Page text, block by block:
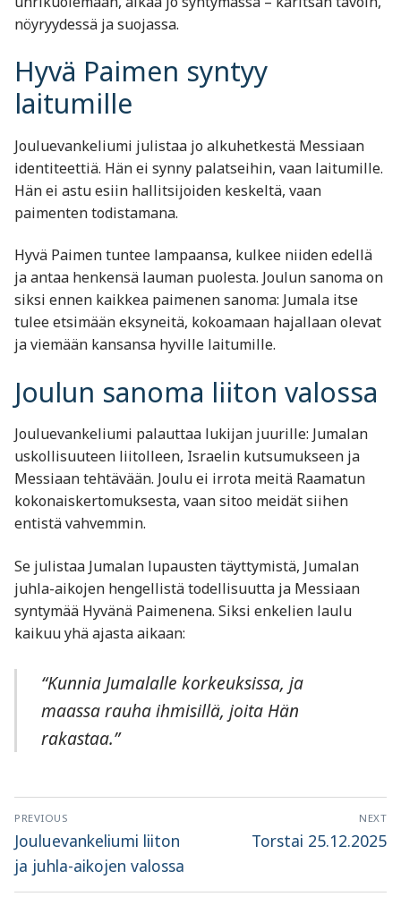
nöyryydessä ja suojassa.
Hyvä Paimen syntyy
laitumille
Jouluevankeliumi julistaa jo alkuhetkestä Messiaan
identiteettiä. Hän ei synny palatseihin, vaan laitumille.
Hän ei astu esiin hallitsijoiden keskeltä, vaan
paimenten todistamana.
Hyvä Paimen tuntee lampaansa, kulkee niiden edellä
ja antaa henkensä lauman puolesta. Joulun sanoma on
siksi ennen kaikkea paimenen sanoma: Jumala itse
tulee etsimään eksyneitä, kokoamaan hajallaan olevat
ja viemään kansansa hyville laitumille.
Joulun sanoma liiton valossa
Jouluevankeliumi palauttaa lukijan juurille: Jumalan
uskollisuuteen liitolleen, Israelin kutsumukseen ja
Messiaan tehtävään. Joulu ei irrota meitä Raamatun
kokonaiskertomuksesta, vaan sitoo meidät siihen
entistä vahvemmin.
Se julistaa Jumalan lupausten täyttymistä, Jumalan
juhla-aikojen hengellistä todellisuutta ja Messiaan
syntymää Hyvänä Paimenena. Siksi enkelien laulu
kaikuu yhä ajasta aikaan:
“Kunnia Jumalalle korkeuksissa, ja
maassa rauha ihmisillä, joita Hän
rakastaa.”
Artikkelien
selaus
PREVIOUS
Previous
post:
Jouluevankeliumi liiton
ja juhla-aikojen valossa
NEXT
Next
Torstai 25.12.2025